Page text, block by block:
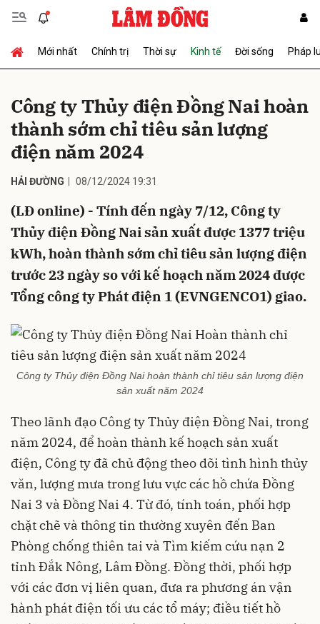
Mới nhất Chính trị Thời sự Kinh tế Đời sống Pháp
Công ty Thủy điện Đồng Nai hoàn
thành sớm chỉ tiêu sản lượng
điện năm 2024
HẢI ĐƯỜNG 08/12/2024 19:31
(LĐ online) - Tính đến ngày 7/12, Công ty
Thủy điện Đồng Nai sản xuất được 1377 triệu
kWh, hoàn thành sớm chỉ tiêu sản lượng điện
trước 23 ngày so với kế hoạch năm 2024 được
Tổng công ty Phát điện 1 (EVNGENCO1) giao.
Công ty Thủy điện Đồng Nai hoàn thành chỉ tiêu sản lượng điện
sản xuất năm 2024
Theo lãnh đạo Công ty Thủy điện Đồng Nai, trong
năm 2024, để hoàn thành kế hoạch sản xuất
điện, Công ty đã chủ động theo dõi tình hình thủy
văn, lượng mưa trong lưu vực các hồ chứa Đồng
Nai 3 và Đồng Nai 4. Từ đó, tính toán, phối hợp
chặt chẽ và thông tin thường xuyên đến Ban
Phòng chống thiên tai và Tìm kiếm cứu nạn 2
tỉnh Đắk Nông, Lâm Đồng. Đồng thời, phối hợp
với các đơn vị liên quan, đưa ra phương án vận
hành phát điện tối ưu các tổ máy; điều tiết hồ
Gửi bình luận
Hủy Gửi